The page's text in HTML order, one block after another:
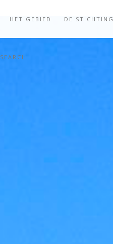
HET GEBIED DE STICHTING
SEARCH